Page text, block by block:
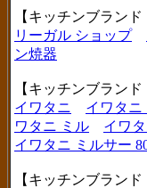
【キッチンブラン
リーガル ショップ
ン焼器
【キッチンブラン
イワタニ
イワタニ
ワタニ ミル
イワ
イワタニ ミルサー
【キッチンブラン